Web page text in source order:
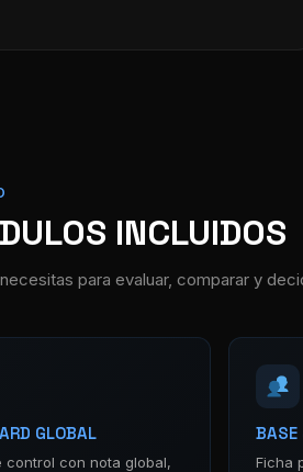
INCLUIDOS
para evaluar, comparar y
GLOBAL
control con nota global,
BASE
Ficha